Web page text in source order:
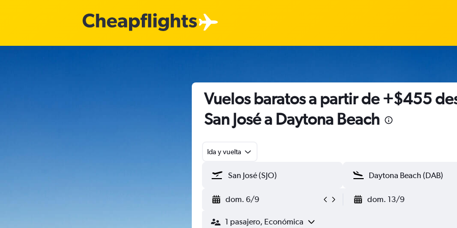
Vuelos baratos a partir de +$455
San José a Daytona Beach
Ida y vuelta
dom. 6/9 dom. 13/9
1 pasajero, Económica